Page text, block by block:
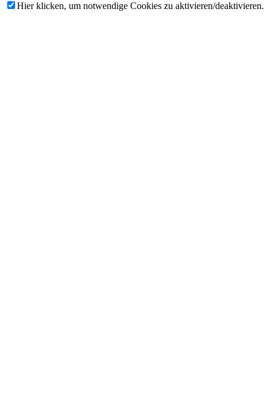
Hier klicken, um notwendige Cookies zu aktivieren/deaktivieren.